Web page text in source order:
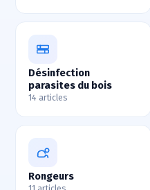
Désinfection
parasites du bois
14 articles
Rongeurs